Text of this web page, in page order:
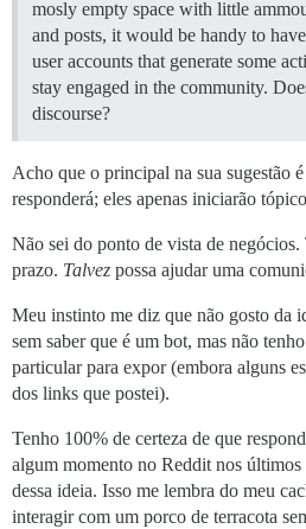
mosly empty space with little
and posts, it would be handy to
user accounts that generate some
stay engaged in the community.
discourse?
Acho que o principal na sua sugestão
responderá; eles apenas iniciarão
Não sei do ponto de vista de
prazo. Talvez possa ajudar uma
Meu instinto me diz que não gosto da
sem saber que é um bot, mas não
particular para expor (embora alguns
dos links que postei).
Tenho 100% de certeza de que
algum momento no Reddit nos últimos
dessa ideia. Isso me lembra do meu
interagir com um porco de terracota